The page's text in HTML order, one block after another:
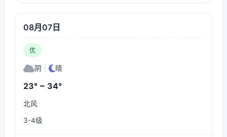
08月07日
优
阴 晴
23° ~ 34°
北风
3-4级